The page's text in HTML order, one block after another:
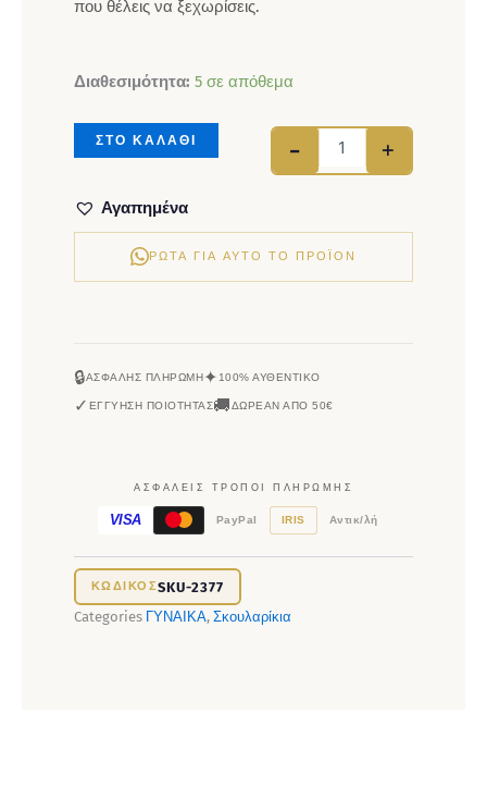
που θέλεις να ξεχωρίσεις.
Διαθεσιμότητα: 5 σε απόθεμα
- +
ΣΤΟ ΚΑΛΑΘΙ
Αγαπημένα
ΡΏΤΑ ΓΙΑ ΑΥΤΌ ΤΟ ΠΡΟΪΌΝ
🔒ΑΣΦΑΛΉΣ ΠΛΗΡΩΜΉ✦ 100% ΑΥΘΕΝΤΙΚΌ
✓ ΕΓΓΎΗΣΗ ΠΟΙΌΤΗΤΑΣ🚚ΔΩΡΕΆΝ ΑΠΌ 50€
ΑΣΦΑΛΕΊΣ ΤΡΌΠΟΙ ΠΛΗΡΩΜΉΣ
VISA PayPal IRIS Αντικ/λή
SKU-2377
Categories ΓΥΝΑΙΚΑ, Σκουλαρίκια